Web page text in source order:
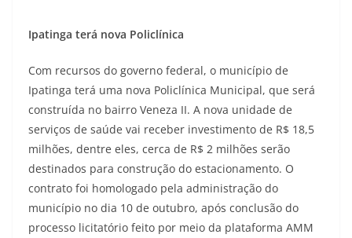
Ipatinga terá nova Policlínica
Com recursos do governo federal, o município de
Ipatinga terá uma nova Policlínica Municipal, que será
construída no bairro Veneza II. A nova unidade de
serviços de saúde vai receber investimento de R$ 18,5
milhões, dentre eles, cerca de R$ 2 milhões serão
destinados para construção do estacionamento. O
contrato foi homologado pela administração do
município no dia 10 de outubro, após conclusão do
processo licitatório feito por meio da plataforma AMM